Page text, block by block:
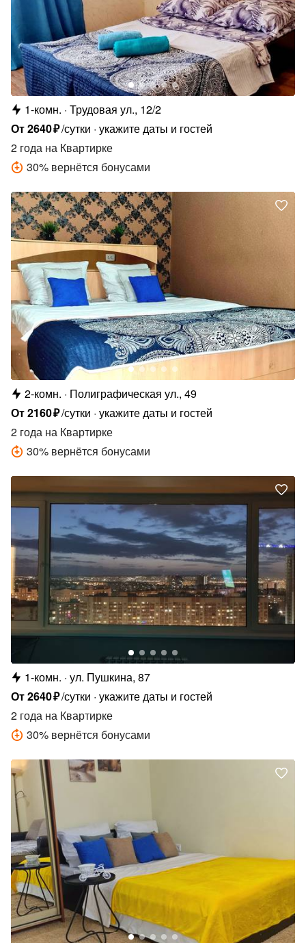
1-комн. Трудовая ул., 12/2
От2640₽/сутки укажите даты и гостей
2 года на Квартирке
30% вернётся бонусами
2-комн.
Полиграфическая ул., 49
От2160₽/сутки укажите даты и гостей
2 года на Квартирке
30% вернётся бонусами
1-комн. ул. Пушкина, 87
От2640₽/сутки укажите даты и гостей
2 года на Квартирке
30% вернётся бонусами